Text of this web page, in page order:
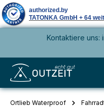
springenKontaktiere uns:
Ortlieb Waterproof